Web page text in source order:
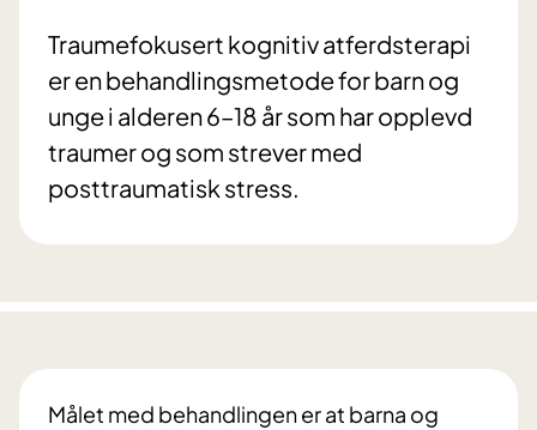
Traumefokusert kognitiv atferdsterapi
er en behandlingsmetode for barn og
unge i alderen 6–18 år som har opplevd
traumer og som strever med
posttraumatisk stress.
Målet med behandlingen er at barna og